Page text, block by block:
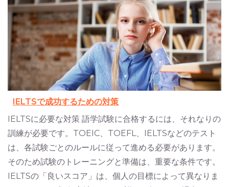
IELTSで成功するための対策
IELTSに必要な対策 語学試験に合格するには、それなりの
訓練が必要です。TOEIC、TOEFL、IELTSなどのテスト
は、各試験ごとのルールに従って進める必要があります。
そのため試験のトレーニングと準備は、重要な条件です。
IELTSの「良いスコア」は、個人の目標によって異なりま